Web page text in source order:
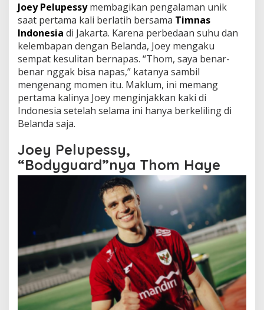
Joey Pelupessymembagikan pengalaman unik
saat pertama kali berlatih bersama Timnas
Indonesia di Jakarta. Karena perbedaan suhu dan
kelembapan dengan Belanda, Joey mengaku
sempat kesulitan bernapas. “Thom, saya benar-
benar nggak bisa napas,” katanya sambil
mengenang momen itu. Maklum, ini memang
pertama kalinya Joey menginjakkan kaki di
Indonesia setelah selama ini hanya berkeliling di
Belanda saja.
Joey Pelupessy,
“Bodyguard”nya Thom Haye